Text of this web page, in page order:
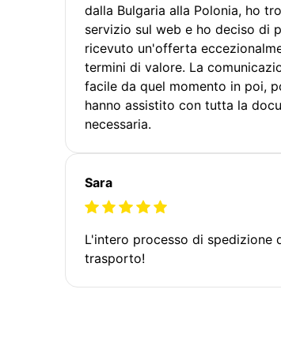
dalla Bulgaria alla Polonia, ho
servizio sul web e ho deciso di
ricevuto un'offerta
termini di valore. La
facile da quel momento in poi,
hanno assistito con tutta la
necessaria.
Sara
L'intero processo di spedizione
trasporto!